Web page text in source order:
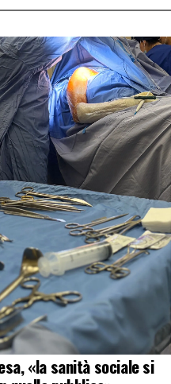
«la sanità sociale si